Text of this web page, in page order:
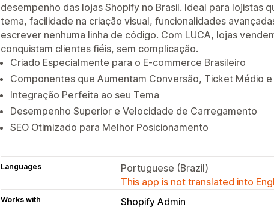
desempenho das lojas Shopify no Brasil. Ideal para lojistas
tema, facilidade na criação visual, funcionalidades
escrever nenhuma linha de código. Com LUCA, lojas
conquistam clientes fiéis, sem complicação.
Criado Especialmente para o E-commerce Brasileiro
Componentes que Aumentam Conversão, Ticket Médio
Integração Perfeita ao seu Tema
Desempenho Superior e Velocidade de Carregamento
SEO Otimizado para Melhor Posicionamento
Languages
Portuguese (Brazil)
This app is not translated into
Works with Shopify Admin